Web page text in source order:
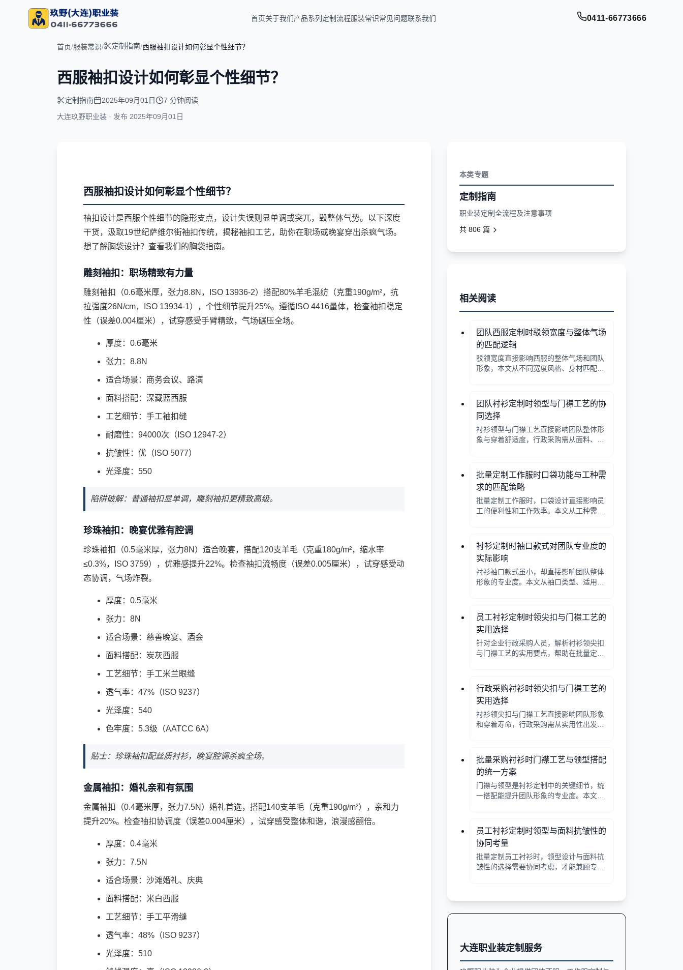
首页关于我们产品系列 定制流程服装常识常见问题联系我们 0411-66773666
首页/服装常识/ 定制指南/西服袖扣设计如何彰显个性细节？
西服袖扣设计如何彰显个性细节？
定制指南 2025年09月01日
7 分钟阅读
大连玖野职业装 · 发布 2025年09月01日
西服袖扣设计如何彰显个性细节？
袖扣设计是西服个性细节的隐形支点，设计失误则显单调或突兀，毁整体气势。以下深度
干货，汲取19世纪萨维尔街袖扣传统，揭秘袖扣工艺，助你在职场或晚宴穿出杀疯气场。
想了解胸袋设计？查看我们的胸袋指南。
雕刻袖扣：职场精致有力量
雕刻袖扣（0.6毫米厚，张力8.8N，ISO 13936-2）搭配80%羊毛混纺（克重190g/m²，抗
拉强度26N/cm，ISO 13934-1），个性细节提升25%。遵循ISO 4416量体，检查袖扣稳定
性（误差0.004厘米），试穿感受手臂精致，气场碾压全场。
厚度：0.6毫米
张力：8.8N
适合场景：商务会议、路演
面料搭配：深藏蓝西服
工艺细节：手工袖扣缝
耐磨性：94000次（ISO 12947-2）
抗皱性：优（ISO 5077）
光泽度：550
陷阱破解：普通袖扣显单调，雕刻袖扣更精致高级。
珍珠袖扣：晚宴优雅有腔调
珍珠袖扣（0.5毫米厚，张力8N）适合晚宴，搭配120支羊毛（克重180g/m²，缩水率
≤0.3%，ISO 3759），优雅感提升22%。检查袖扣流畅度（误差0.005厘米），试穿感受动
态协调，气场炸裂。
厚度：0.5毫米
张力：8N
适合场景：慈善晚宴、酒会
面料搭配：炭灰西服
工艺细节：手工米兰眼缝
透气率：47%（ISO 9237）
光泽度：540
色牢度：5.3级（AATCC 6A）
贴士：珍珠袖扣配丝质衬衫，晚宴腔调杀疯全场。
金属袖扣：婚礼亲和有氛围
金属袖扣（0.4毫米厚，张力7.5N）婚礼首选，搭配140支羊毛（克重190g/m²），亲和力
提升20%。检查袖扣协调度（误差0.004厘米），试穿感受整体和谐，浪漫感翻倍。
厚度：0.4毫米
张力：7.5N
适合场景：沙滩婚礼、庆典
面料搭配：米白西服
工艺细节：手工平滑缝
透气率：48%（ISO 9237）
光泽度：510
本类专题
定制指南
职业装定制全流程及注意事项
共 806 篇
相关阅读
团队西服定制时驳领宽度与整体气场
的匹配逻辑
驳领宽度直接影响西服的整体气场和团队
形象，本文从不同宽度风格、身材匹配、
团队衬衫定制时领型与门襟工艺的协
同选择
衬衫领型与门襟工艺直接影响团队整体形
象与穿着舒适度，行政采购需从面料、工
批量定制工作服时口袋功能与工种需
求的匹配策略
批量定制工作服时，口袋设计直接影响员
工的便利性和工作效率。本文从工种需求
衬衫定制时袖口款式对团队专业度的
实际影响
衬衫袖口款式虽小，却直接影响团队整体
形象的专业度。本文从袖口类型、适用场
员工衬衫定制时领尖扣与门襟工艺的
实用选择
针对企业行政采购人员，解析衬衫领尖扣
与门襟工艺的实用要点，帮助在批量定制
行政采购衬衫时领尖扣与门襟工艺的
实用选择
衬衫领尖扣与门襟工艺直接影响团队形象
和穿着寿命，行政采购需从实用性出发，
批量采购衬衫时门襟工艺与领型搭配
的统一方案
门襟与领型是衬衫定制中的关键细节，统
一搭配能提升团队形象的专业度。本文从
采购高效决策。
员工衬衫定制时领型与面料抗皱性的
协同考量
批量定制员工衬衫时，领型设计与面料抗
皱性的选择需要协同考虑，才能兼顾专业
大连职业装定制服务